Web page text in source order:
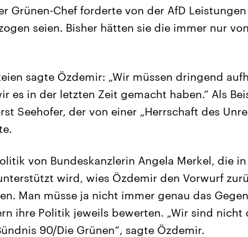
Grünen-Chef forderte von der AfD
seien. Bisher hätten sie die immer nur
sagte Özdemir: „Wir müssen dringend
es in der letzten Zeit gemacht haben.“ Als
Seehofer, der von einer „Herrschaft des
von Bundeskanzlerin Angela Merkel, die
wird, wies Özdemir den Vorwurf
Man müsse ja nicht immer genau das
ihre Politik jeweils bewerten. „Wir sind nicht
90/Die Grünen“, sagte Özdemir.